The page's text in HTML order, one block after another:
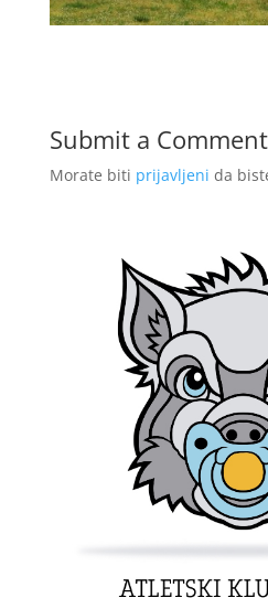
Submit a Comment
Morate biti prijavljeni da